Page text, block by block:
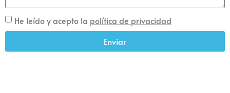
He leído y acepto la política de privacidad
Enviar